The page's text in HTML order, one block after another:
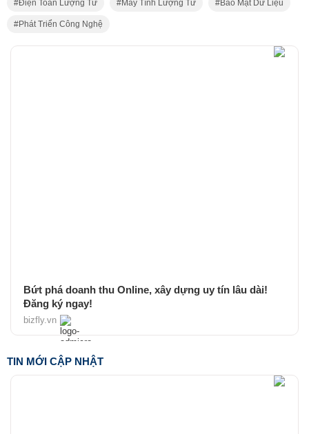
Điện Toán Lượng Tử Máy Tính Lượng Tử Bảo Mật Dữ Liệu
Phát Triển Công Nghệ
Bứt phá doanh thu Online, xây dựng uy tín lâu dài!
Đăng ký ngay!
bizfly.vn
TIN MỚI CẬP NHẬT